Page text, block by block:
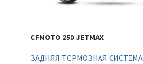
CFMOTO 250 JETMAX
ЗАДНЯЯ ТОРМОЗНАЯ СИСТЕМА